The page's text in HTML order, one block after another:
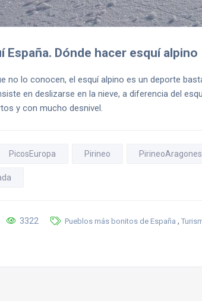
España. Dónde hacer esquí alpino
no lo conocen, el esquí alpino es un deporte
en deslizarse en la nieve, a diferencia del
y con mucho desnivel.
PicosEuropa Pirineo PirineoAragones
3322 Pueblos más bonitos de España ,